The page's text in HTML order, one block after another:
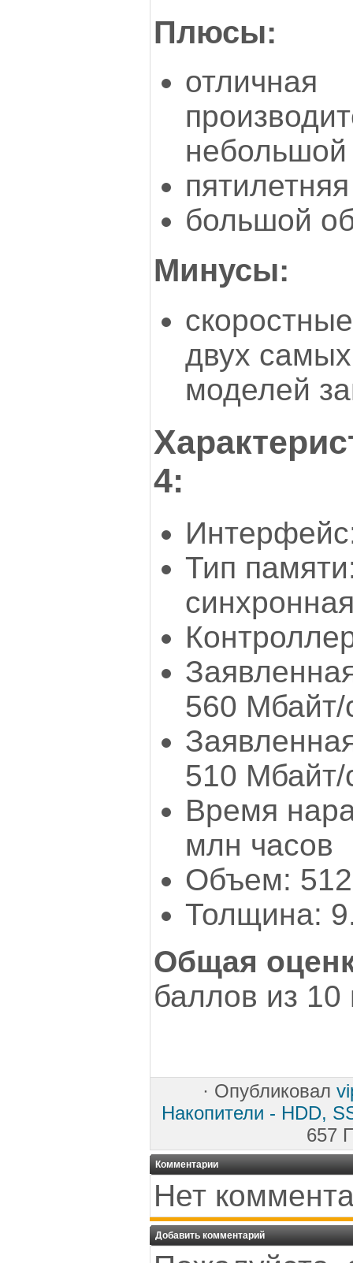
Плюсы:
отличная
большой
Минусы:
двух
моделей
4:
Тип
560 Мбайт/
510 Мбайт/
Время
млн часов
Объем:
Толщина:
Общая
баллов из
· Опубликовал
Накопители - HDD,
657
Комментарии
Нет
Добавить комментарий